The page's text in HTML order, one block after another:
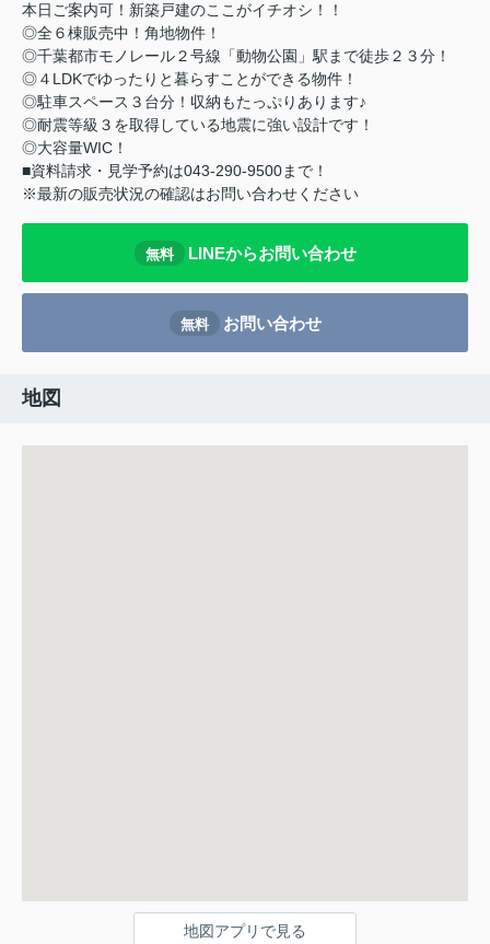
本日ご案内可！新築戸建のここがイチオシ！！
◎全６棟販売中！角地物件！
◎千葉都市モノレール２号線「動物公園」駅まで徒歩２３分！
◎４LDKでゆったりと暮らすことができる物件！
◎駐車スペース３台分！収納もたっぷりあります♪
◎耐震等級３を取得している地震に強い設計です！
◎大容量WIC！
■資料請求・見学予約は043-290-9500まで！
※最新の販売状況の確認はお問い合わせください
無料 LINEからお問い合わせ
無料 お問い合わせ
地図
地図アプリで見る